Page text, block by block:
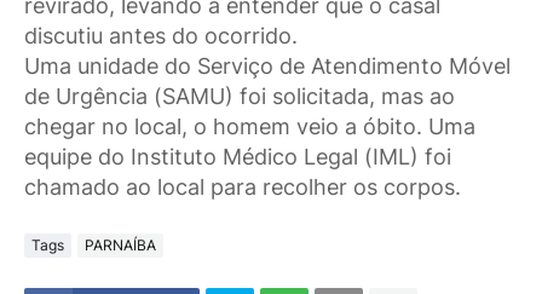
revirado, levando a entender que o casal
discutiu antes do ocorrido.
Uma unidade do Serviço de Atendimento Móvel
de Urgência (SAMU) foi solicitada, mas ao
chegar no local, o homem veio a óbito. Uma
equipe do Instituto Médico Legal (IML) foi
chamado ao local para recolher os corpos.
Tags PARNAÍBA